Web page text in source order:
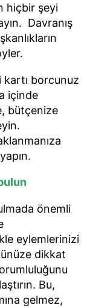
hiçbir şeyi
Davranış
borcunuz
içinde
bütçenize
önemli
eylemlerinizi
dikkat
Bu,
gelmez,